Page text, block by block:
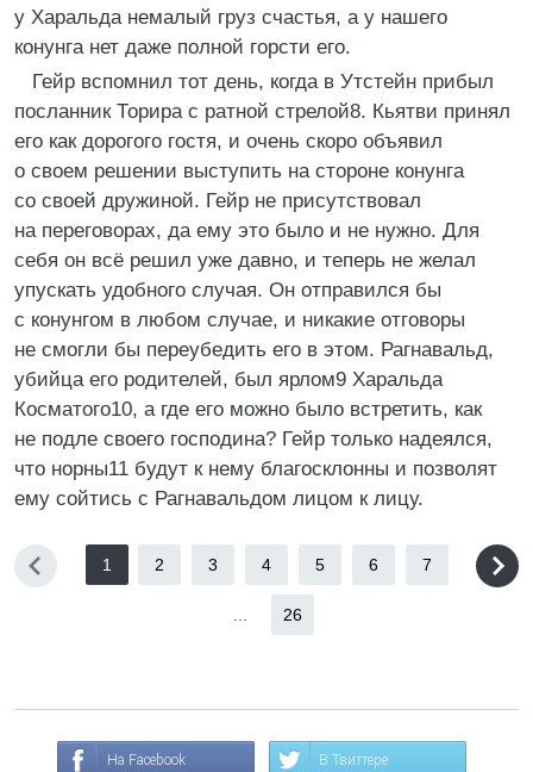
у Харальда немалый груз счастья, а у нашего
конунга нет даже полной горсти его.
Гейр вспомнил тот день, когда в Утстейн прибыл
посланник Торира с ратной стрелой8. Кьятви принял
его как дорогого гостя, и очень скоро объявил
о своем решении выступить на стороне конунга
со своей дружиной. Гейр не присутствовал
на переговорах, да ему это было и не нужно. Для
себя он всё решил уже давно, и теперь не желал
упускать удобного случая. Он отправился бы
с конунгом в любом случае, и никакие отговоры
не смогли бы переубедить его в этом. Рагнавальд,
убийца его родителей, был ярлом9 Харальда
Косматого10, а где его можно было встретить, как
не подле своего господина? Гейр только надеялся,
что норны11 будут к нему благосклонны и позволят
ему сойтись с Рагнавальдом лицом к лицу.
1 2 3 4 5 6 7
26
На Facebook В Твиттере